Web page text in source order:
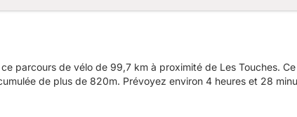
parcours de vélo de 99,7 km à proximité de Les Touches.
de plus de 820m. Prévoyez environ 4 heures et 28